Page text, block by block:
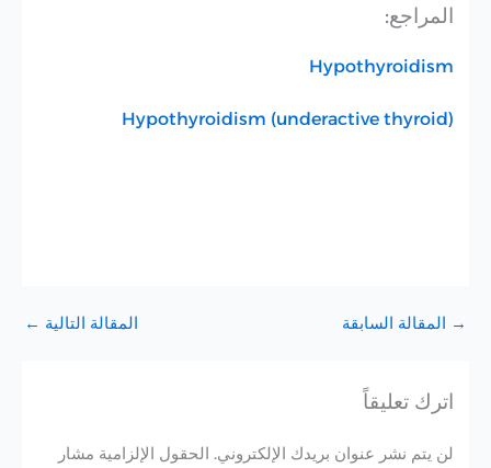
المراجع:
Hypothyroidism
Hypothyroidism (underactive thyroid)
→ المقالة السابقة المقالة التالية ←
اترك تعليقاً
لن يتم نشر عنوان بريدك الإلكتروني. الحقول الإلزامية مشار